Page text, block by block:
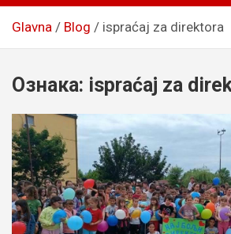
Glavna Blog ispraćaj za direktora
Ознака: ispraćaj za